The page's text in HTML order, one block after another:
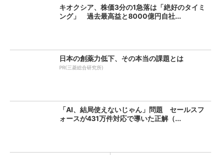
キオクシア、株価3分の1急落は「絶好のタイミ
ング」 過去最高益と8000億円自社...
日本の創薬力低下、その本当の課題とは
PR(三菱総合研究所)
「AI、結局使えないじゃん」問題 セールスフ
ォースが431万件対応で導いた正解（...